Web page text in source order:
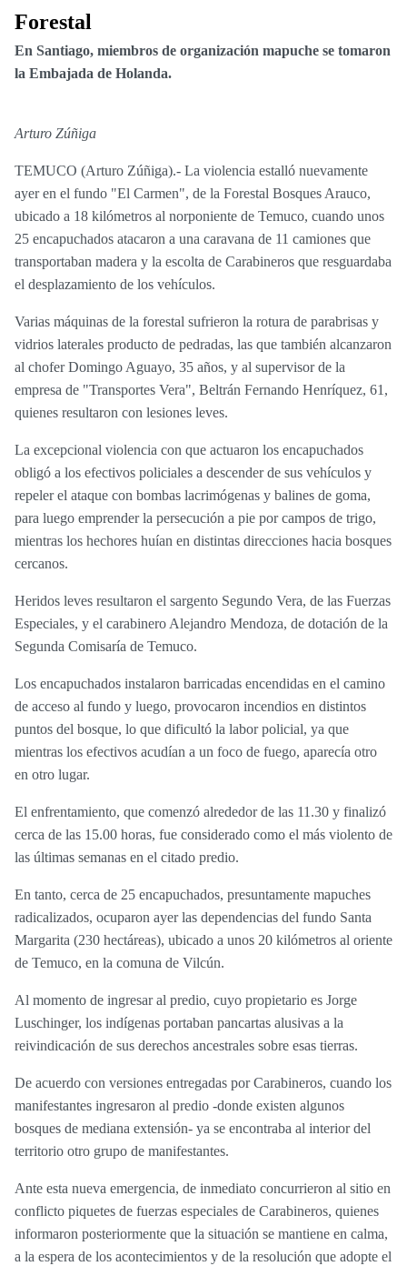
Forestal
En Santiago, miembros de organización mapuche se tomaron
la Embajada de Holanda.
Arturo Zúñiga
TEMUCO (Arturo Zúñiga).- La violencia estalló nuevamente
ayer en el fundo "El Carmen", de la Forestal Bosques Arauco,
ubicado a 18 kilómetros al norponiente de Temuco, cuando unos
25 encapuchados atacaron a una caravana de 11 camiones que
transportaban madera y la escolta de Carabineros que resguardaba
el desplazamiento de los vehículos.
Varias máquinas de la forestal sufrieron la rotura de parabrisas y
vidrios laterales producto de pedradas, las que también alcanzaron
al chofer Domingo Aguayo, 35 años, y al supervisor de la
empresa de "Transportes Vera", Beltrán Fernando Henríquez, 61,
quienes resultaron con lesiones leves.
La excepcional violencia con que actuaron los encapuchados
obligó a los efectivos policiales a descender de sus vehículos y
repeler el ataque con bombas lacrimógenas y balines de goma,
para luego emprender la persecución a pie por campos de trigo,
mientras los hechores huían en distintas direcciones hacia bosques
cercanos.
Heridos leves resultaron el sargento Segundo Vera, de las Fuerzas
Especiales, y el carabinero Alejandro Mendoza, de dotación de la
Segunda Comisaría de Temuco.
Los encapuchados instalaron barricadas encendidas en el camino
de acceso al fundo y luego, provocaron incendios en distintos
puntos del bosque, lo que dificultó la labor policial, ya que
mientras los efectivos acudían a un foco de fuego, aparecía otro
en otro lugar.
El enfrentamiento, que comenzó alrededor de las 11.30 y finalizó
cerca de las 15.00 horas, fue considerado como el más violento de
las últimas semanas en el citado predio.
En tanto, cerca de 25 encapuchados, presuntamente mapuches
radicalizados, ocuparon ayer las dependencias del fundo Santa
Margarita (230 hectáreas), ubicado a unos 20 kilómetros al oriente
de Temuco, en la comuna de Vilcún.
Al momento de ingresar al predio, cuyo propietario es Jorge
Luschinger, los indígenas portaban pancartas alusivas a la
reivindicación de sus derechos ancestrales sobre esas tierras.
De acuerdo con versiones entregadas por Carabineros, cuando los
manifestantes ingresaron al predio -donde existen algunos
bosques de mediana extensión- ya se encontraba al interior del
territorio otro grupo de manifestantes.
Ante esta nueva emergencia, de inmediato concurrieron al sitio en
conflicto piquetes de fuerzas especiales de Carabineros, quienes
informaron posteriormente que la situación se mantiene en calma,
a la espera de los acontecimientos y de la resolución que adopte el